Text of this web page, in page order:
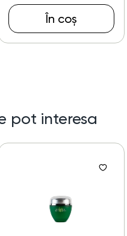
În coș
pot interesa